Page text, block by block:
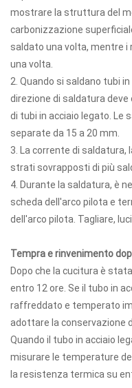
mostrare la struttura del
carbonizzazione
saldato una volta, mentre
una volta.
2. Quando si saldano tubi
direzione di saldatura
di tubi in acciaio legato. Le
separate da 15 a 20 mm.
3. La corrente di saldatura,
strati sovrapposti di più
4. Durante la saldatura, è
scheda dell'arco pilota e
dell'arco pilota. Tagliare,
Tempra e rinvenimento
Dopo che la cucitura è
entro 12 ore. Se il tubo in
raffreddato e temperato
adottare la conservazione
Quando il tubo in acciaio
misurare le temperature
la resistenza termica su